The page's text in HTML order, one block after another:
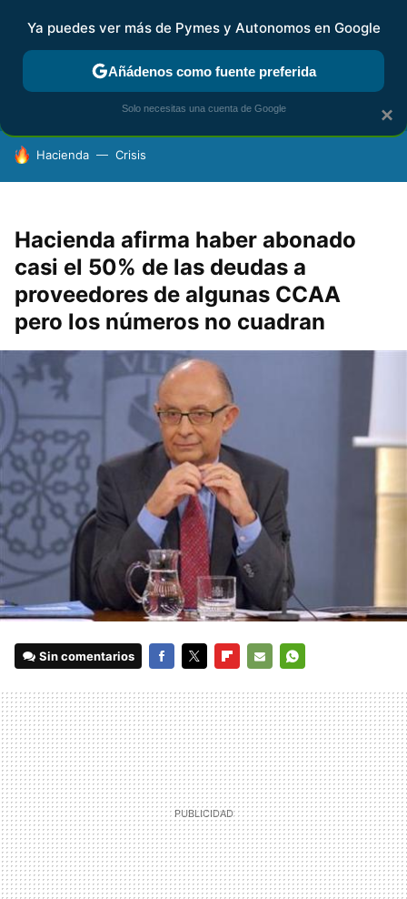
FISCALIDAD Y CONTABILIDAD KIT DIGITAL RENTA
HOY SE HABLA DE
Hacienda Crisis
Hacienda afirma haber abonado
casi el 50% de las deudas a
proveedores de algunas CCAA
pero los números no cuadran
Sin comentarios
MAIL
×
Ya puedes ver más de Pymes y Autonomos en Google
Añádenos como fuente preferida
Solo necesitas una cuenta de Google